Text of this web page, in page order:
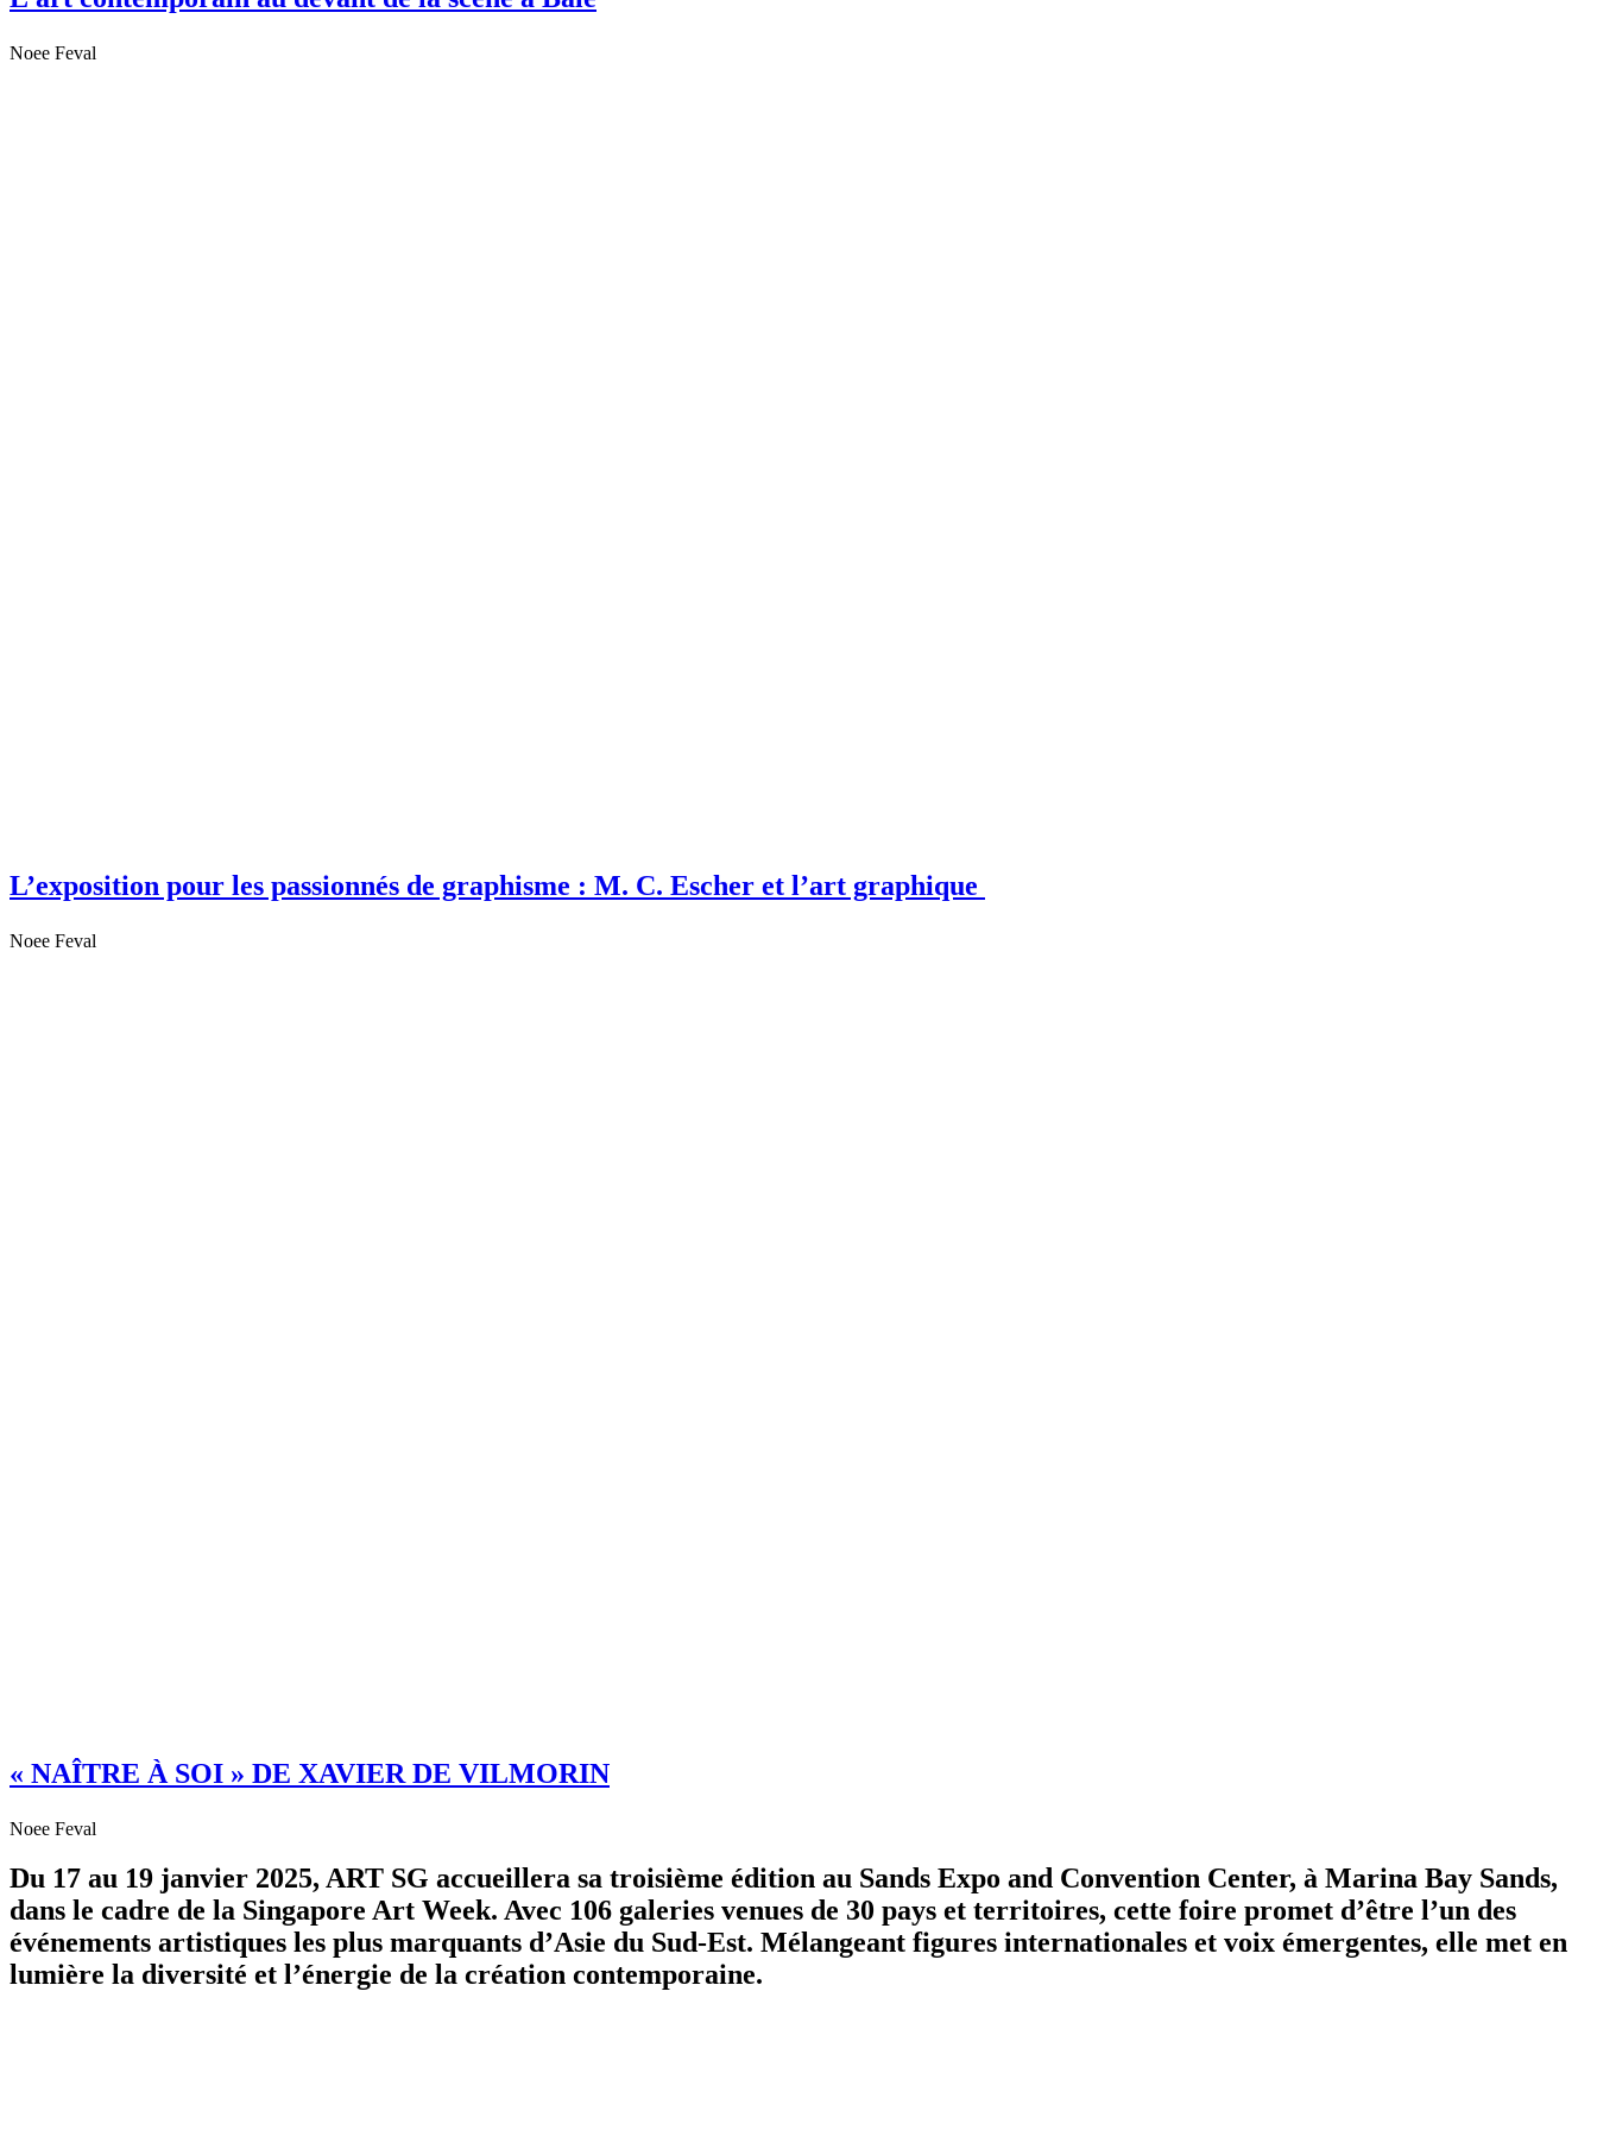
Noee Feval
L’exposition pour les passionnés de graphisme : M. C. Escher et l’art graphique
Noee Feval
« NAÎTRE À SOI » DE XAVIER DE VILMORIN
Noee Feval
Du 17 au 19 janvier 2025, ART SG accueillera sa troisième édition au Sands Expo and Convention Center, à Marina Bay Sands,
dans le cadre de la Singapore Art Week. Avec 106 galeries venues de 30 pays et territoires, cette foire promet d’être l’un des
événements artistiques les plus marquants d’Asie du Sud-Est. Mélangeant figures internationales et voix émergentes, elle met en
lumière la diversité et l’énergie de la création contemporaine.